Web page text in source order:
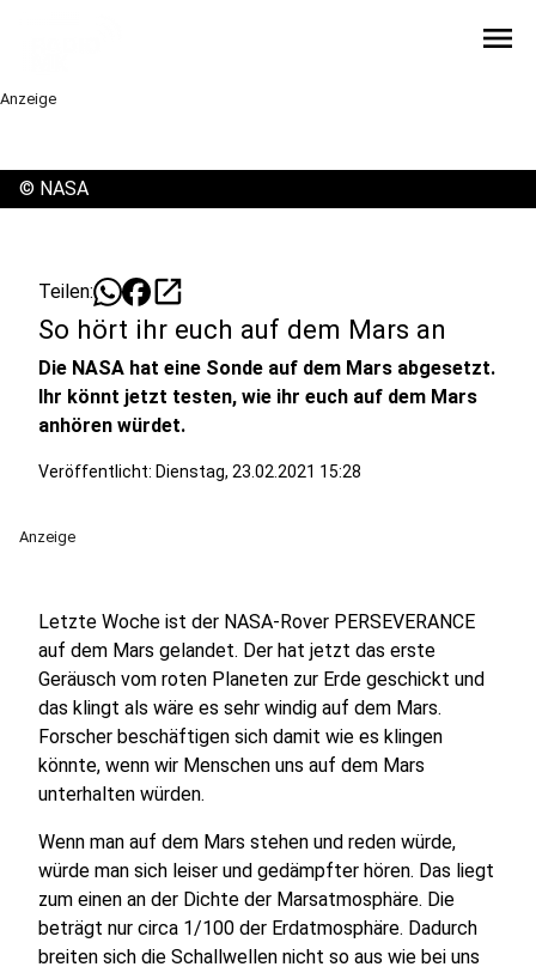
menu
Anzeige
© NASA
Teilen: open_in_new
So hört ihr euch auf dem Mars an
Die NASA hat eine Sonde auf dem Mars abgesetzt.
Ihr könnt jetzt testen, wie ihr euch auf dem Mars
anhören würdet.
Veröffentlicht: Dienstag, 23.02.2021 15:28
Anzeige
Letzte Woche ist der NASA-Rover PERSEVERANCE
auf dem Mars gelandet. Der hat jetzt das erste
Geräusch vom roten Planeten zur Erde geschickt und
das klingt als wäre es sehr windig auf dem Mars.
Forscher beschäftigen sich damit wie es klingen
könnte, wenn wir Menschen uns auf dem Mars
unterhalten würden.
Wenn man auf dem Mars stehen und reden würde,
würde man sich leiser und gedämpfter hören. Das liegt
zum einen an der Dichte der Marsatmosphäre. Die
beträgt nur circa 1/100 der Erdatmosphäre. Dadurch
breiten sich die Schallwellen nicht so aus wie bei uns